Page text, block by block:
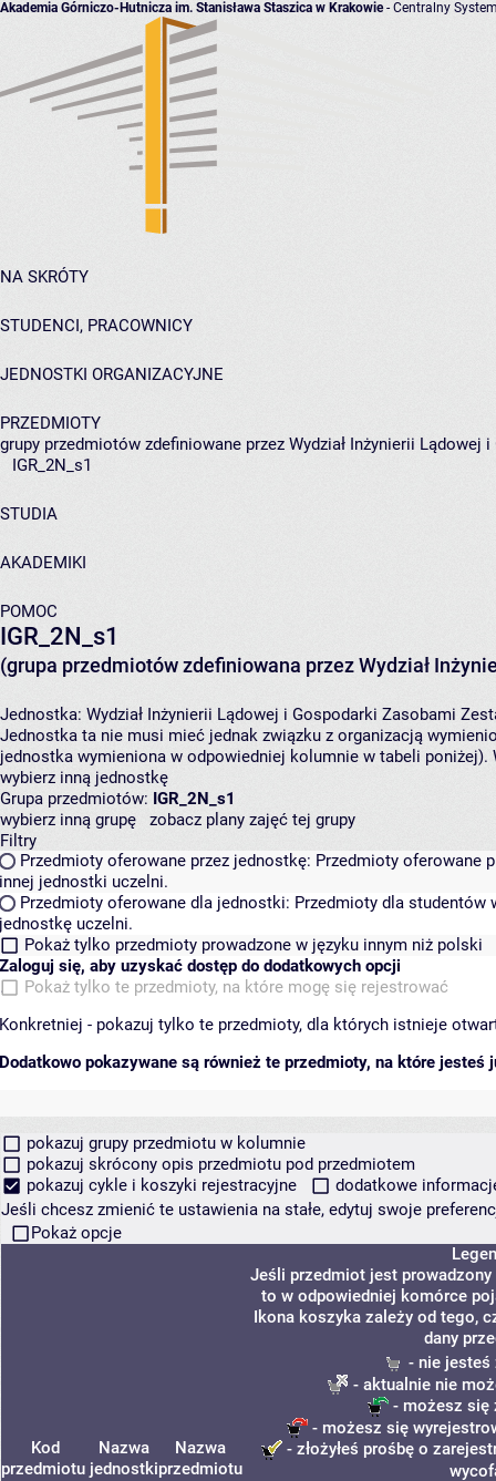
Akademia Górniczo-Hutnicza im. Stanisława Staszica w Krakowie- Centralny
NA SKRÓTY
STUDENCI, PRACOWNICY
JEDNOSTKI ORGANIZACYJNE
PRZEDMIOTY
grupy przedmiotów zdefiniowane przez Wydział Inżynierii Lądowej
IGR_2N_s1
STUDIA
AKADEMIKI
POMOC
IGR_2N_s1
(grupa przedmiotów zdefiniowana przez Wydział
Jednostka: Wydział Inżynierii Lądowej i Gospodarki Zasobami
Jednostka ta nie musi mieć jednak związku z organizacją
jednostka wymieniona w odpowiedniej kolumnie w tabeli
wybierz inną jednostkę
Grupa przedmiotów: IGR_2N_s1
wybierz inną grupę
zobacz plany zajęć tej grupy
Filtry
Przedmioty oferowane przez jednostkę: Przedmioty oferowane
innej jednostki uczelni.
Przedmioty oferowane dla jednostki: Przedmioty dla studentów
jednostkę uczelni.
Pokaż tylko przedmioty prowadzone w języku innym niż polski
Zaloguj się, aby uzyskać dostęp do dodatkowych opcji
Pokaż tylko te przedmioty, na które mogę się rejestrować
Konkretniej - pokazuj tylko te przedmioty, dla których istnieje
Dodatkowo pokazywane są również te przedmioty, na które jesteś
pokazuj grupy przedmiotu w kolumnie
pokazuj skrócony opis przedmiotu pod przedmiotem
pokazuj cykle i koszyki rejestracyjne
dodatkowe
Jeśli chcesz zmienić te ustawienia na stałe, edytuj swoje
Pokaż opcje
Kod
przedmiotu
Nazwa
jednostki
Nazwa
przedmiotu
Jeśli przedmiot jest prowadzony
to w odpowiedniej komórce
Ikona koszyka zależy od tego,
dany
- nie jesteś
- aktualnie nie
- możesz się
- możesz się
- złożyłeś prośbę o